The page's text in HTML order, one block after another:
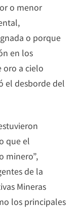
o menor
o porque
en los
oro a cielo
el desborde del
que el
minero”,
de la
Mineras
los principales